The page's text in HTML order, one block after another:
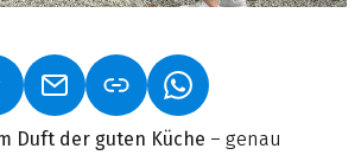
ÖFFNET IN NEUEM TAB)
(LINK ÖFFNET IN NEUEM TAB)
(LINK ÖFFNET IN
Duft der guten Küche – genau